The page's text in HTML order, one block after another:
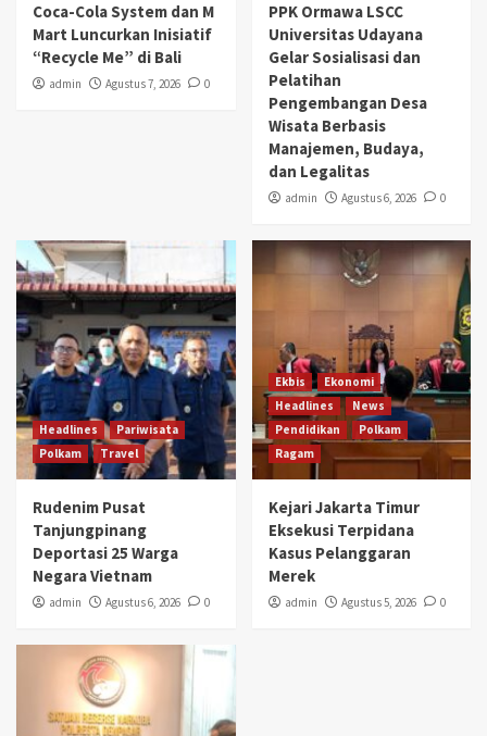
Coca-Cola System dan M
Mart Luncurkan Inisiatif
“Recycle Me” di Bali
admin Agustus 7, 2026 0
PPK Ormawa LSCC
Universitas Udayana
Gelar Sosialisasi dan
Pelatihan
Pengembangan Desa
Wisata Berbasis
Manajemen, Budaya,
dan Legalitas
admin Agustus 6, 2026 0
Headlines
Pariwisata
Polkam
Travel
Rudenim Pusat
Tanjungpinang
Deportasi 25 Warga
Negara Vietnam
admin Agustus 6, 2026 0
Ekbis
Ekonomi
Headlines
News
Pendidikan
Polkam
Ragam
Kejari Jakarta Timur
Eksekusi Terpidana
Kasus Pelanggaran
Merek
admin Agustus 5, 2026 0